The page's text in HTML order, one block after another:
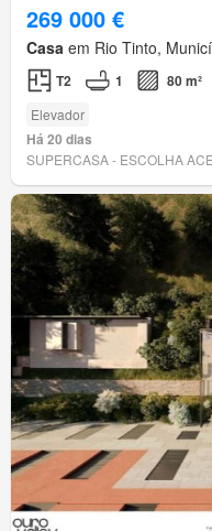
269 000 €
Casa em Rio Tinto,
T2 1 80 m²
Elevador
Há 20 dias